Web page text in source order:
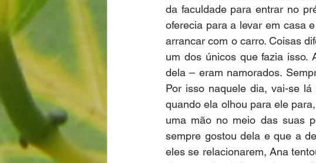
da faculdade para entrar no
oferecia para a levar em casa
arrancar com o carro. Coisas
um dos únicos que fazia isso.
dela – eram namorados.
Por isso naquele dia, vai-se
quando ela olhou para ele
uma mão no meio das suas
sempre gostou dela e que a
eles se relacionarem, Ana